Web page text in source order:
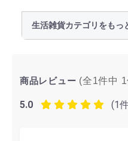
生活雑貨カテゴリをもっ
商品レビュー (全1件中 1
5.0 (1